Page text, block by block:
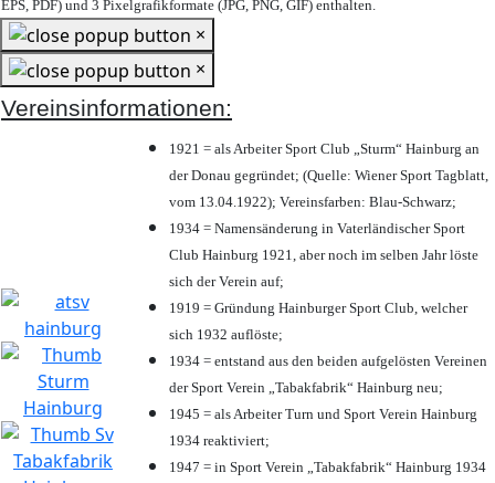
EPS, PDF) und 3 Pixelgrafikformate (JPG, PNG, GIF) enthalten.
×
×
Vereinsinformationen:
1921 = als Arbeiter Sport Club „Sturm“ Hainburg an
der Donau gegründet; (Quelle: Wiener Sport Tagblatt,
vom 13.04.1922); Vereinsfarben: Blau-Schwarz;
1934 = Namensänderung in Vaterländischer Sport
Club Hainburg 1921, aber noch im selben Jahr löste
sich der Verein auf;
1919 = Gründung Hainburger Sport Club, welcher
sich 1932 auflöste;
1934 = entstand aus den beiden aufgelösten Vereinen
der Sport Verein „Tabakfabrik“ Hainburg neu;
1945 = als Arbeiter Turn und Sport Verein Hainburg
1934 reaktiviert;
1947 = in Sport Verein „Tabakfabrik“ Hainburg 1934